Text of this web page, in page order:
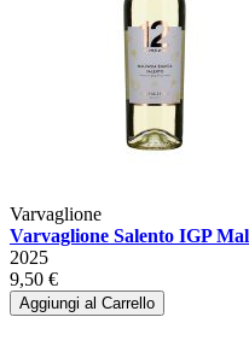
Varvaglione
Varvaglione Salento IGP
2025
9,50 €
Aggiungi al Carrello